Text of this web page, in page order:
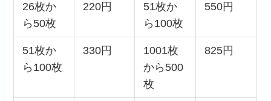
26枚か
ら50枚
220円
51枚か
ら100枚
550円
51枚か
ら100枚
330円
1001枚
から500
枚
825円